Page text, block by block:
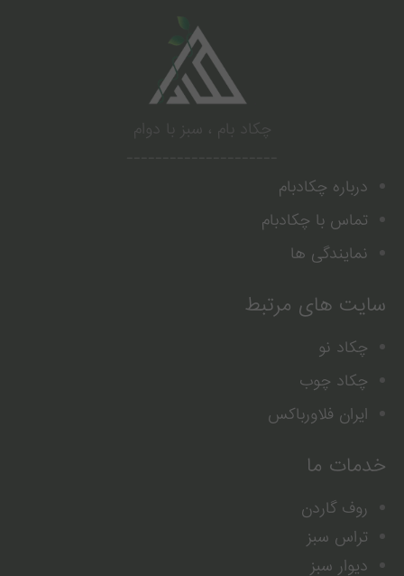
چکاد بام ، سبز با دوام
درباره چکادبام
تماس با چکادبام
نمایندگی ها
سایت های مرتبط
چکاد نو
چکاد چوب
ایران فلاورباکس
خدمات ما
روف گاردن
تراس سبز
دیوار سبز